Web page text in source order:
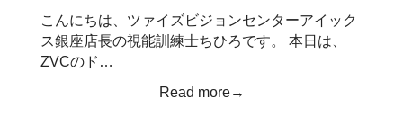
こんにちは、ツァイズビジョンセンターアイック
ス銀座店長の視能訓練士ちひろです。 本日は、
ZVCのド…
Read more→